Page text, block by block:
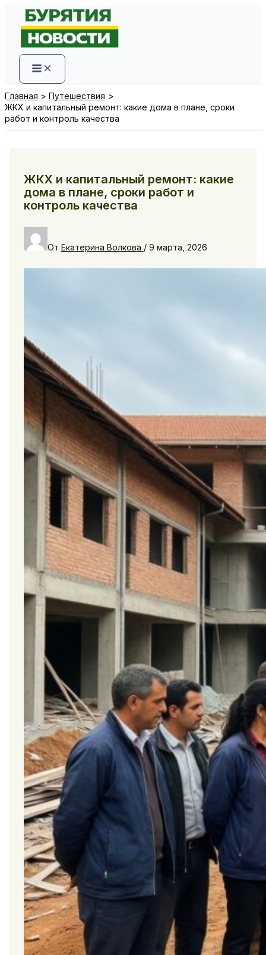
Перейти
содержимому
Главная
Путешествия
ЖКХ и капитальный ремонт: какие дома в плане, сроки
работ и контроль качества
ЖКХ и капитальный ремонт: какие
дома в плане, сроки работ и
контроль качества
От Екатерина Волкова / 9 марта, 2026